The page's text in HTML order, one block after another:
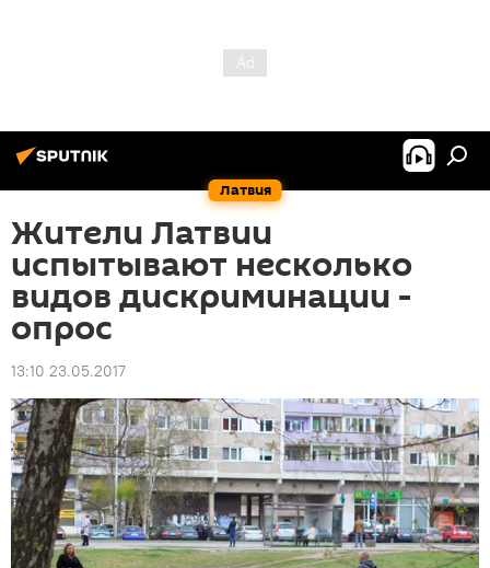
Латвия
Жители Латвии
испытывают несколько
видов дискриминации -
опрос
13:10 23.05.2017